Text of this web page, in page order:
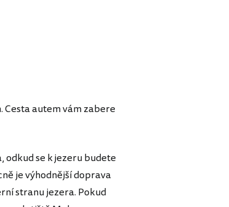
Cesta autem vám zabere
odkud se k jezeru budete
je výhodnější doprava
stranu jezera. Pokud